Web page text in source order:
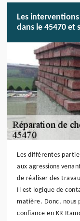
Les
dans le 45470 et
Les différentes
aux agressions
de réaliser des
Il est logique de
matière. Donc, nous
confiance en KR